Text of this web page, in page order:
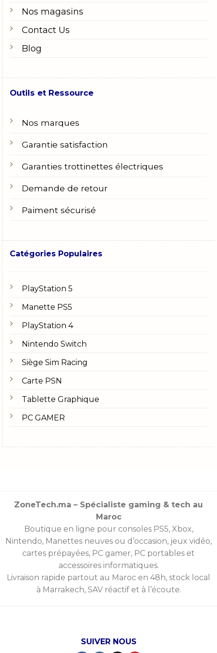
Nos magasins
Contact Us
Blog
Outils et Ressource
Nos marques
Garantie satisfaction
Garanties trottinettes électriques
Demande de retour
Paiment sécurisé
Catégories Populaires
PlayStation 5
Manette PS5
PlayStation 4
Nintendo Switch
Siège Sim Racing
Carte PSN
Tablette Graphique
PC GAMER
ZoneTech.ma – Spécialiste gaming & tech au
Maroc
Boutique en ligne pour consoles PS5, Xbox,
Nintendo, Manettes neuves ou d’occasion, jeux vidéo,
cartes prépayées, PC gamer, PC portables et
accessoires informatiques.
Livraison rapide partout au Maroc en 48h, stock local
à Marrakech, SAV réactif et à l’écoute.
SUIVER NOUS